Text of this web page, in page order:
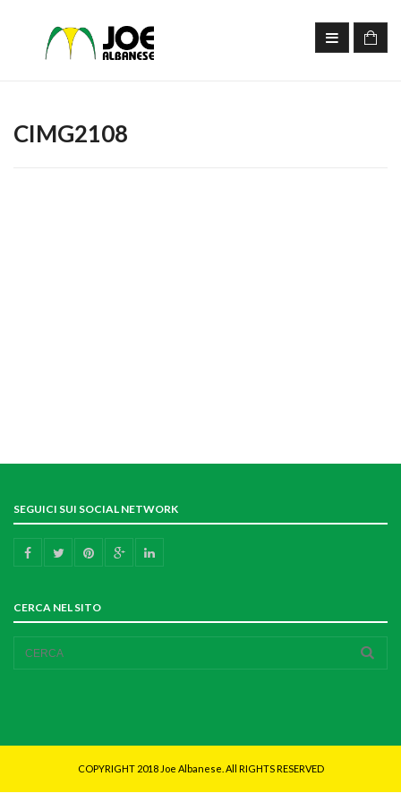
CIMG2108
SEGUICI SUI SOCIAL NETWORK
CERCA NEL SITO
COPYRIGHT 2018 Joe Albanese. All RIGHTS RESERVED